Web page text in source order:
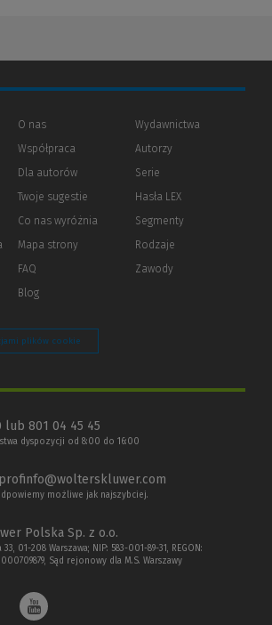
(Nowe
(Link
innej
O nas
Współpraca
Dla autorów(Nowe
(Link
innej
strony)
Twoje sugestie
Co nas wyróżnia
Mapa strony
FAQ
Blog
Wydawnictwa
Autorzy
Serie
Hasła LEX
Segmenty
Rodzaje
Zawody
plików cookie
lub 801 04 45 45
dyspozycji od 8:00 do 16:00
możliwe jak najszybciej.
Polska Sp. z o.o.
01-208 Warszawa; NIP: 583-001-89-31, REGON:
Sąd rejonowy dla M.S. Warszawy